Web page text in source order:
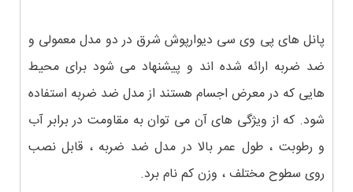
پانل های پی وی سی دیوارپوش شرق در دو مدل معمولی و
ضد ضربه ارائه شده اند و پیشنهاد می شود برای محیط
هایی که در معرض اجسام هستند از مدل ضد ضربه استفاده
شود. که از ویژگی های آن می توان به مقاومت در برابر آب
و رطوبت ، طول عمر بالا در مدل ضد ضربه ، قابل نصب
روی سطوح مختلف ، وزن کم نام برد.